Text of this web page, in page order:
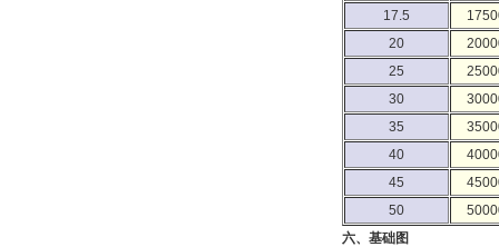
17.5
20
25
30
35
40
45
50
六、基础图